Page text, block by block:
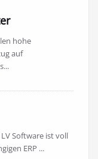
hohe
auf
Software ist voll
ERP ...